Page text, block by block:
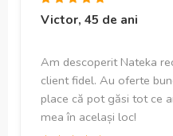
Victor, 45 de ani
Am descoperit Nateka
client fidel. Au oferte
place că pot găsi tot ce
mea în același loc!